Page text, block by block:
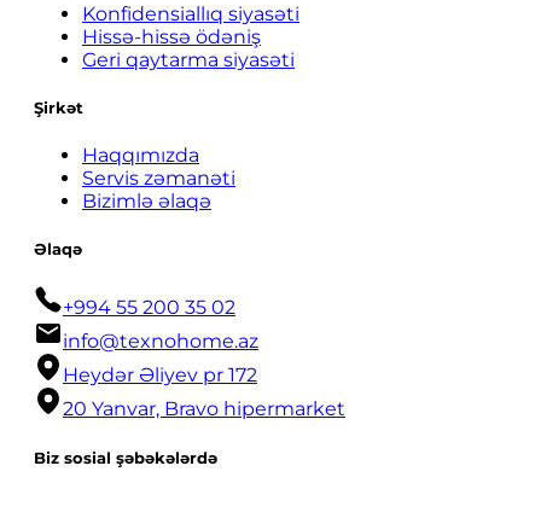
Konfidensiallıq siyasəti
Hissə-hissə ödəniş
Geri qaytarma siyasəti
Şirkət
Haqqımızda
Servis zəmanəti
Bizimlə əlaqə
Əlaqə
+994 55 200 35 02
info@texnohome.az
Heydər Əliyev pr 172
20 Yanvar, Bravo hipermarket
Biz sosial şəbəkələrdə